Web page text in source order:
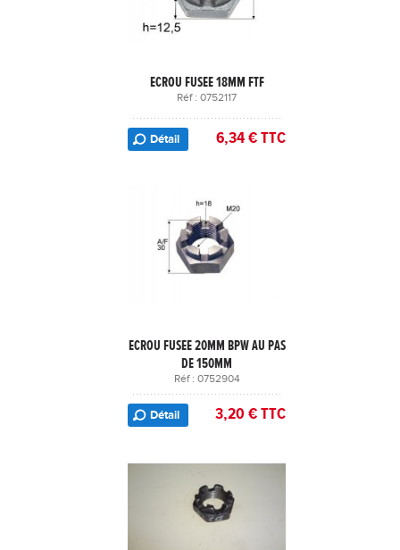
ECROU FUSEE 18MM FTF
Réf : 0752117
Détail 6,34 € TTC
ECROU FUSEE 20MM BPW AU PAS
DE 150MM
Réf : 0752904
Détail 3,20 € TTC